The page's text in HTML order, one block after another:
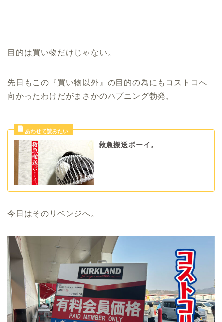
目的は買い物だけじゃない。
先日もこの『買い物以外』の目的の為にもコストコへ
向かったわけだがまさかのハプニング勃発。
救急搬送ボーイ。
今日はそのリベンジへ。